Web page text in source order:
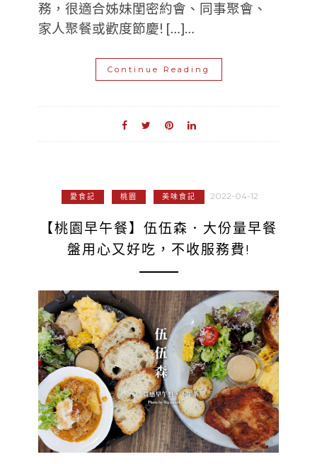
務，很適合姊妹閨密約會、同事聚會、
家人聚餐或歡度節慶! […]…
Continue Reading
愛食記 桃園 美味食記 2022-04-12
【桃園早午餐】伍伍森．大份量早餐
盤用心又好吃，不收服務費!